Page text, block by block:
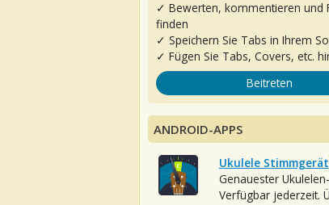
✓ Bewerten, kommentieren und
finden
✓ Speichern Sie Tabs in Ihrem
✓ Fügen Sie Tabs, Covers, etc.
Beitreten
ANDROID-APPS
Ukulele Stimmgerät
Genauester
Verfügbar jederzeit.